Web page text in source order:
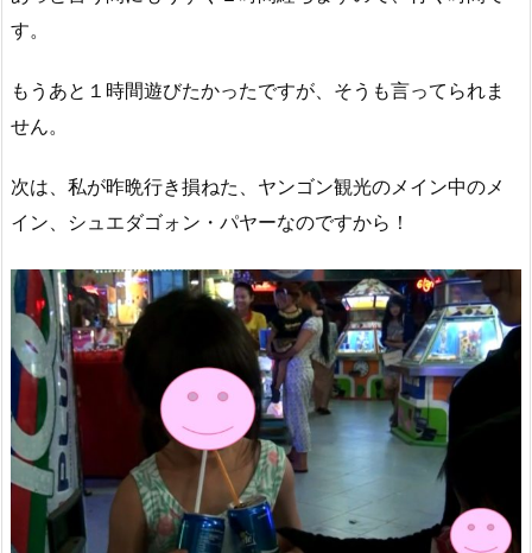
す。
もうあと１時間遊びたかったですが、そうも言ってられま
せん。
次は、私が昨晩行き損ねた、ヤンゴン観光のメイン中のメ
イン、シュエダゴォン・パヤーなのですから！